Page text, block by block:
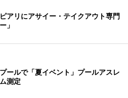
アリにアサイー・テイクアウト専門
」
ールで「夏イベント」プールアスレ
測定